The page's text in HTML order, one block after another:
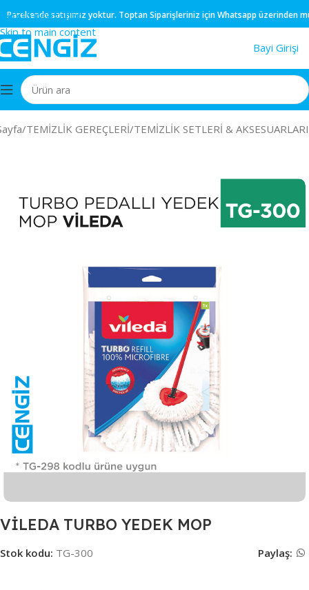
Skip to navigation
Skip to main content
satışımız yoktur.ToptanSiparişleriniz içinWhatsappüzerinden
Bayi Girişi
/TEMİZLİK GEREÇLERİ/TEMİZLİK SETLERİ & AKSESUARLARI
VİLEDA TURBO YEDEK MOP
Stok kodu: TG-300 Paylaş: